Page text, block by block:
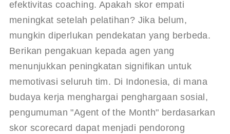
efektivitas coaching. Apakah skor empati
meningkat setelah pelatihan? Jika belum,
mungkin diperlukan pendekatan yang berbeda.
Berikan pengakuan kepada agen yang
menunjukkan peningkatan signifikan untuk
memotivasi seluruh tim. Di Indonesia, di mana
budaya kerja menghargai penghargaan sosial,
pengumuman "Agent of the Month" berdasarkan
skor scorecard dapat menjadi pendorong